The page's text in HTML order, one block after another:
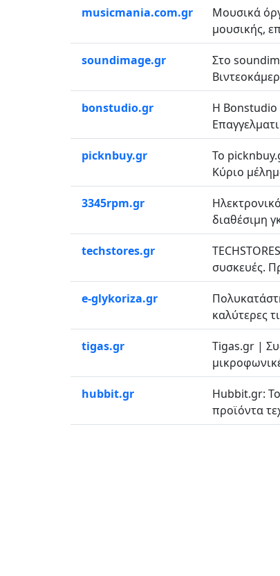
musicmania.com.gr
Μουσικά
μουσικής,
soundimage.gr
Στο
bonstudio.gr
H Bonstudio
picknbuy.gr
Το
Κύριο
3345rpm.gr
διαθέσιμη
techstores.gr
συσκευές.
e-glykoriza.gr
καλύτερες
tigas.gr
Tigas.gr |
hubbit.gr
Hubbit.gr:
προϊόντα